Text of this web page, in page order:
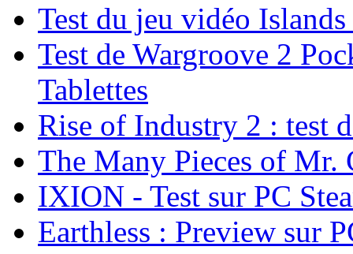
Test du jeu vidéo
Test de Wargroove 2
Tablettes
Rise of Industry 2 : test
The Many Pieces of Mr.
IXION - Test sur PC
Earthless : Preview sur